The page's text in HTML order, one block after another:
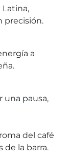
Latina,
precisión.
a
una pausa,
del café
de la barra.